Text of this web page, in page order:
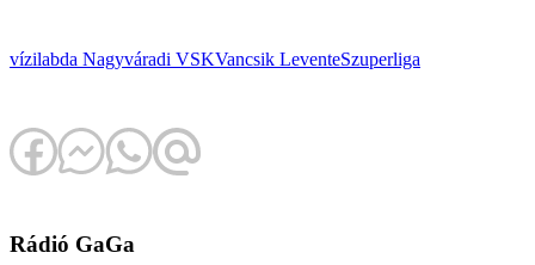
vízilabda Nagyváradi VSKVancsik LeventeSzuperliga
Rádió GaGa